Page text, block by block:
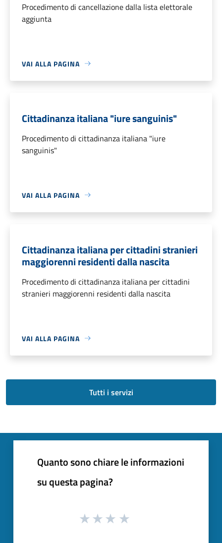
Procedimento di cancellazione dalla lista elettorale
aggiunta
VAI ALLA PAGINA
Cittadinanza italiana "iure sanguinis"
Procedimento di cittadinanza italiana "iure
sanguinis"
VAI ALLA PAGINA
Cittadinanza italiana per cittadini stranieri
maggiorenni residenti dalla nascita
Procedimento di cittadinanza italiana per cittadini
stranieri maggiorenni residenti dalla nascita
VAI ALLA PAGINA
Tutti i servizi
Quanto sono chiare le informazioni
su questa pagina?